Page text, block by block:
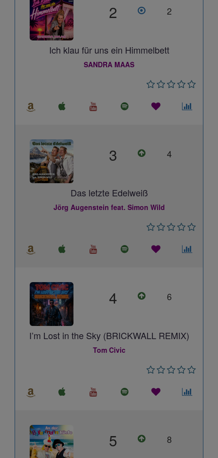
2 2
Ich klau für uns ein Himmelbett
SANDRA MAAS
3 4
Das letzte Edelweiß
Jörg Augenstein feat. Simon Wild
4 6
I’m Lost in the Sky (BRICKWALL REMIX)
Tom Civic
5 8